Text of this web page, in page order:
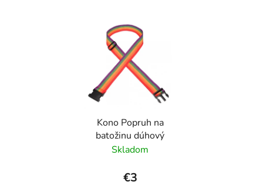
Kono Popruh na
batožinu dúhový
Skladom
€3